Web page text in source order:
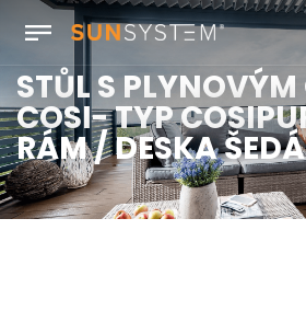
STŮL S
COSI- TYP
RÁM / DESKA ŠEDÁ